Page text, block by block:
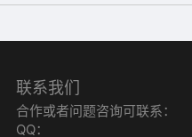
联系我们
合作或者问题咨询可联系：
QQ：